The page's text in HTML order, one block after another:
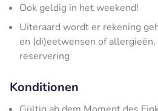
Ook geldig in het weekend!
Uiteraard wordt er rekening
en (di)eetwensen of
reservering
Konditionen